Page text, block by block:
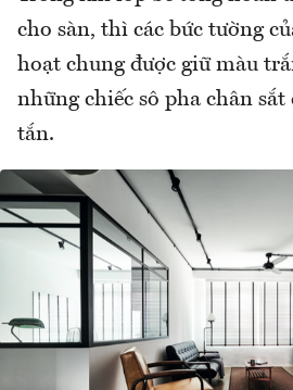
cho sàn, thì các bức tường
hoạt chung được giữ màu
những chiếc sô pha chân sắt
tắn.